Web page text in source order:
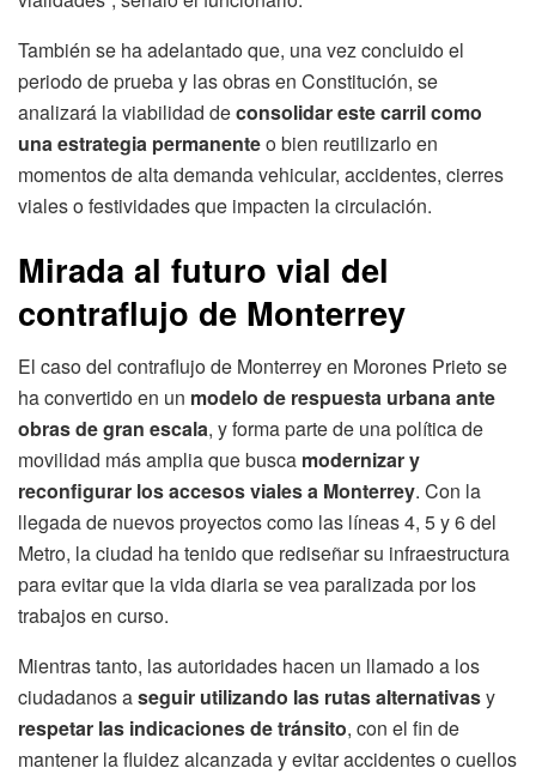
También se ha adelantado que, una vez concluido el
periodo de prueba y las obras en Constitución, se
analizará la viabilidad deconsolidar este carril como
una estrategia permanenteo bien reutilizarlo en
momentos de alta demanda vehicular, accidentes, cierres
viales o festividades que impacten la circulación.
Mirada al futuro vial del
contraflujo de Monterrey
El caso del contraflujo de Monterrey en Morones Prieto se
ha convertido en un modelo de respuesta urbana ante
obras de gran escala, y forma parte de una política de
movilidad más amplia que busca modernizar y
reconfigurar los accesos viales a Monterrey. Con la
llegada de nuevos proyectos como las líneas 4, 5 y 6 del
Metro, la ciudad ha tenido que rediseñar su infraestructura
para evitar que la vida diaria se vea paralizada por los
trabajos en curso.
Mientras tanto, las autoridades hacen un llamado a los
ciudadanos aseguir utilizando las rutas alternativasy
respetar las indicaciones de tránsito, con el fin de
mantener la fluidez alcanzada y evitar accidentes o cuellos